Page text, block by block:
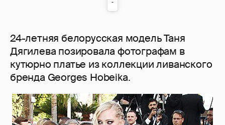
24-летняя белорусская модель Таня
Дягилева позировала фотографам в
кутюрно платье из коллекции ливанского
бренда Georges Hobeika.